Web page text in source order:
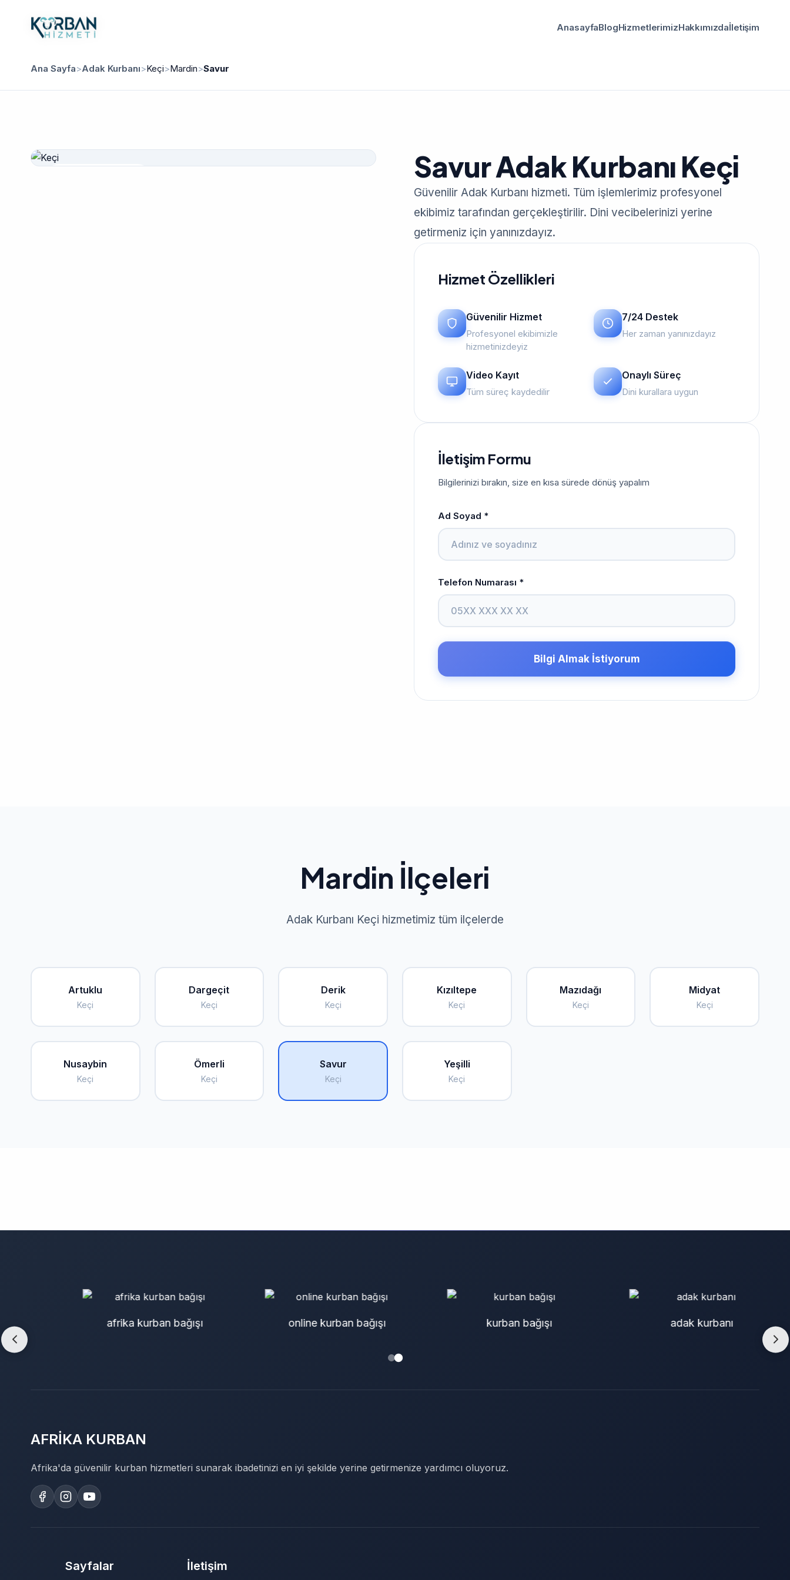
AnasayfaBlogHizmetlerimizHakkımızdaİletişim
Ana Sayfa>Adak Kurbanı>Keçi>Mardin>Savur
Savur Adak Kurbanı Keçi
Güvenilir Adak Kurbanı hizmeti. Tüm işlemlerimiz profesyonel
ekibimiz tarafından gerçekleştirilir. Dini vecibelerinizi yerine
getirmeniz için yanınızdayız.
Hizmet Özellikleri
Güvenilir Hizmet
Profesyonel ekibimizle
hizmetinizdeyiz
7/24 Destek
Her zaman yanınızdayız
Video Kayıt
Tüm süreç kaydedilir
Onaylı Süreç
Dini kurallara uygun
İletişim Formu
Bilgilerinizi bırakın, size en kısa sürede dönüş yapalım
Ad Soyad *
Telefon Numarası *
Bilgi Almak İstiyorum
Mardin İlçeleri
Adak Kurbanı Keçi hizmetimiz tüm ilçelerde
Artuklu
Keçi
Dargeçit
Keçi
Derik
Keçi
Kızıltepe
Keçi
Mazıdağı
Keçi
Midyat
Keçi
Nusaybin
Keçi
Ömerli
Keçi
Savur
Keçi
Yeşilli
Keçi
afrika kurban bağışı online kurban bağışı kurban bağışı adak kurbanı
AFRİKA KURBAN
Afrika'da güvenilir kurban hizmetleri sunarak ibadetinizi en iyi şekilde yerine getirmenize yardımcı oluyoruz.
Sayfalar İletişim